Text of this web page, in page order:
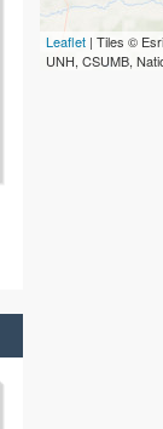
Leaflet | Tiles ©
UNH, CSUMB,